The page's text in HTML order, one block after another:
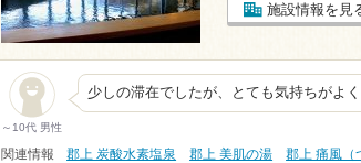
施設情報を見
～10代 男性
少しの滞在でしたが、とても気持ちがよ
関連情報 郡上 炭酸水素塩泉 郡上 美肌の湯 郡上 痛風（